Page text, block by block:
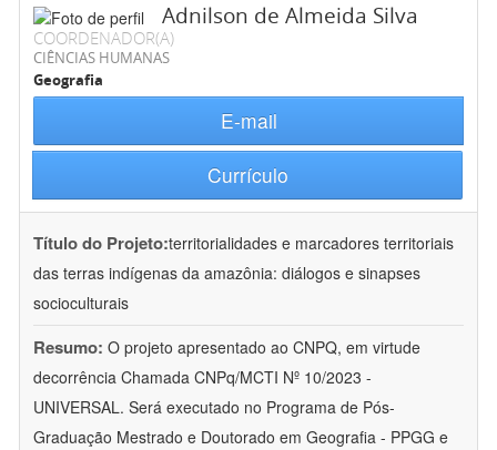
Adnilson de Almeida Silva
COORDENADOR(A)
CIÊNCIAS HUMANAS
Geografia
E-mail
Currículo
Título do Projeto:territorialidades e marcadores territoriais
das terras indígenas da amazônia: diálogos e sinapses
socioculturais
Resumo: O projeto apresentado ao CNPQ, em virtude
decorrência Chamada CNPq/MCTI Nº 10/2023 -
UNIVERSAL. Será executado no Programa de Pós-
Graduação Mestrado e Doutorado em Geografia - PPGG e